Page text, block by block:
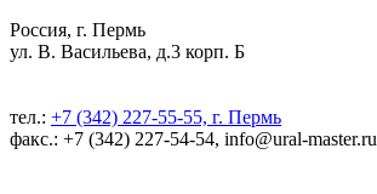
Россия, г. Пермь
ул. В. Васильева, д.3 корп. Б
тел.: +7 (342) 227-55-55, г. Пермь
факс.: +7 (342) 227-54-54, info@ural-master.ru